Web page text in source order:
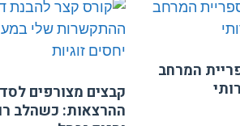
העדכני
המרחב
קבצים מצורפים
ההרצאות: כשהלב